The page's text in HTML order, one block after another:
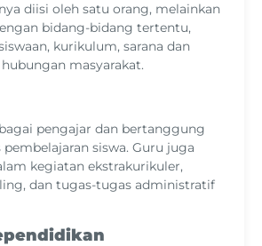
diisi oleh satu orang, melainkan
bidang-bidang tertentu,
kurikulum, sarana dan
masyarakat.
pengajar dan bertanggung
pembelajaran siswa. Guru juga
kegiatan ekstrakurikuler,
dan tugas-tugas administratif